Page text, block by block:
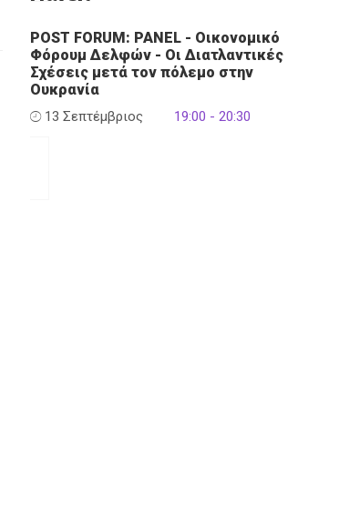
POST FORUM: PANEL - Οικονομικό
Φόρουμ Δελφών - Οι Διατλαντικές
Σχέσεις μετά τον πόλεμο στην
Ουκρανία
13 Σεπτέμβριος 19:00 - 20:30